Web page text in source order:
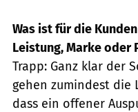
Was ist für die
Leistung, Marke oder
Trapp: Ganz klar der
gehen zumindest die
dass ein offener